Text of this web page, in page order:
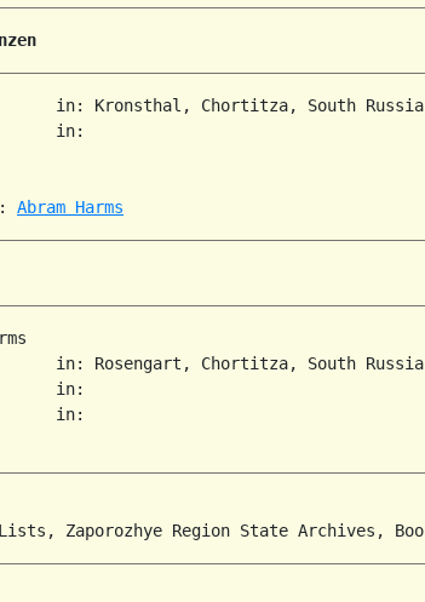
in: Kronsthal, Chortitza, South Russia
in:
Abram Harms
in: Rosengart, Chortitza, South Russia
in:
in: